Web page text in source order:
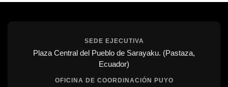
SEDE EJECUTIVA
Plaza Central del Pueblo de Sarayaku. (Pastaza,
Ecuador)
OFICINA DE COORDINACIÓN PUYO